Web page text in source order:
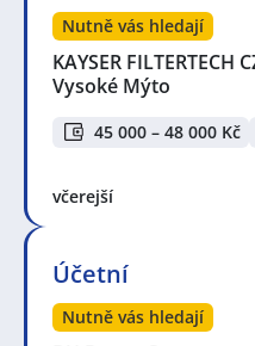
Nutně vás hledají
KAYSER FILTERTECH
Vysoké Mýto
45 000 – 48 000 Kč
včerejší
Účetní
Nutně vás hledají